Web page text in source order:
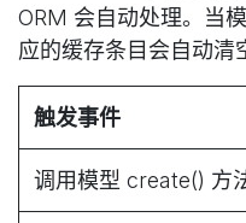
ORM 会自动处理。当
应的缓存条目会自动清
触发事件
调用模型 create() 方